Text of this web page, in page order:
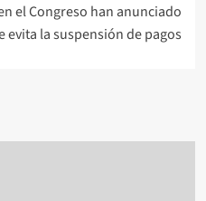
el Congreso han anunciado
evita la suspensión de pagos